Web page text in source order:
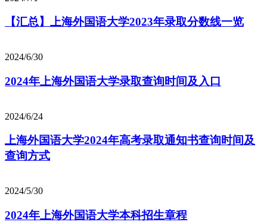
【汇总】上海外国语大学2023年录取分数线一览
2024/6/30
2024年上海外国语大学录取查询时间及入口
2024/6/24
上海外国语大学2024年高考录取通知书查询时间及
查询方式
2024/5/30
2024年上海外国语大学本科招生章程